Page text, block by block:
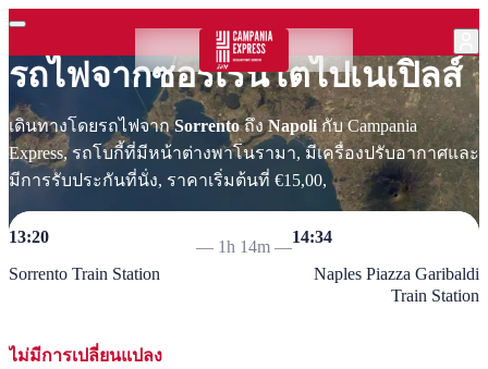
รถไฟจากซอร์เรนโตไปเนเปิลส์
เดินทางโดยรถไฟจากSorrentoถึงNapoliกับ Campania
Express, รถโบกี้ที่มีหน้าต่างพาโนรามา, มีเครื่องปรับอากาศและ
มีการรับประกันที่นั่ง, ราคาเริ่มต้นที่ €15,00,
13:20
Sorrento Train Station
— 1h 14m —
14:34
Naples Piazza Garibaldi
Train Station
ไม่มีการเปลี่ยนแปลง